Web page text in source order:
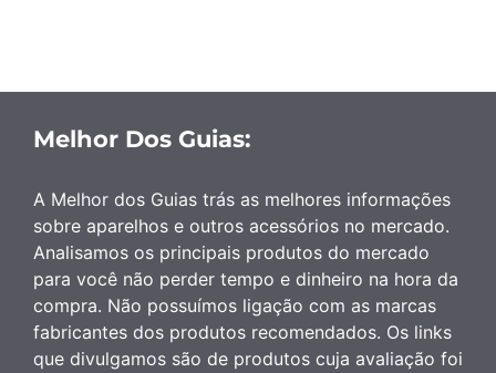
Melhor Dos Guias:
A Melhor dos Guias trás as melhores informações
sobre aparelhos e outros acessórios no mercado.
Analisamos os principais produtos do mercado
para você não perder tempo e dinheiro na hora da
compra. Não possuímos ligação com as marcas
fabricantes dos produtos recomendados. Os links
que divulgamos são de produtos cuja avaliação foi